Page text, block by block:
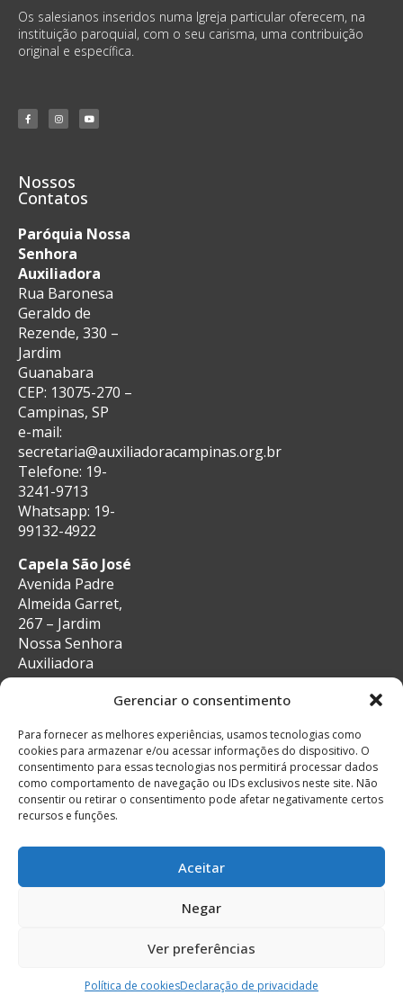
Gerenciar o consentimento
Para fornecer as melhores experiências, usamos tecnologias como
cookies para armazenar e/ou acessar informações do dispositivo. O
consentimento para essas tecnologias nos permitirá processar dados
como comportamento de navegação ou IDs exclusivos neste site. Não
consentir ou retirar o consentimento pode afetar negativamente certos
recursos e funções.
Aceitar
Negar
Ver preferências
Política de cookiesDeclaração de privacidade
Os salesianos inseridos numa Igreja particular oferecem, na
instituição paroquial, com o seu carisma, uma contribuição
original e específica.
Nossos
Contatos
Paróquia Nossa
Senhora
Auxiliadora
Rua Baronesa
Geraldo de
Rezende, 330 –
Jardim
Guanabara
CEP: 13075-270 –
Campinas, SP
e-mail:
secretaria@auxiliadoracampinas.org.br
Telefone: 19-
3241-9713
Whatsapp: 19-
99132-4922
Capela São José
Avenida Padre
Almeida Garret,
267 – Jardim
Nossa Senhora
Auxiliadora
CEP: 13087-29 –
secretaria@auxiliadoracampinas.org.br
Telefone: 19-
3241-9713
Whatsapp: 19-
99132-4922
© Todos os direitos reservados